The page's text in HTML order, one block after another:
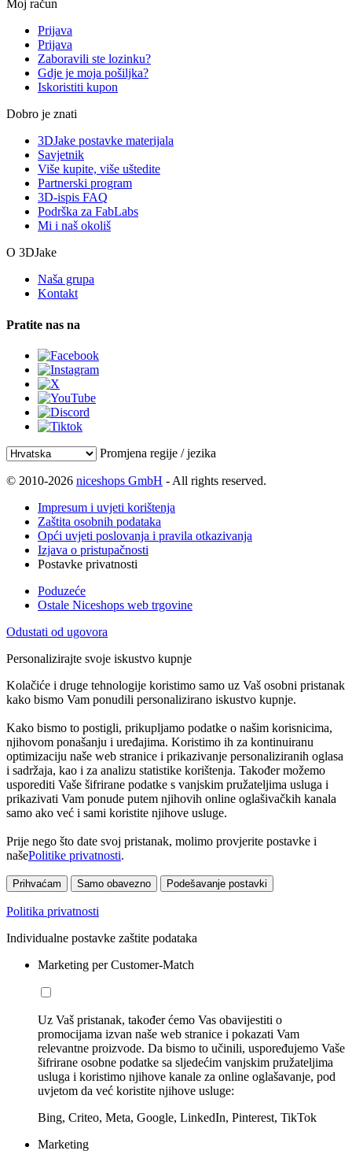
Moj račun
Prijava
Prijava
Zaboravili ste lozinku?
Gdje je moja pošiljka?
Iskoristiti kupon
Dobro je znati
3DJake postavke materijala
Savjetnik
Više kupite, više uštedite
Partnerski program
3D-ispis FAQ
Podrška za FabLabs
Mi i naš okoliš
O 3DJake
Naša grupa
Kontakt
Pratite nas na
Promjena regije / jezika
© 2010-2026 niceshops GmbH - All rights reserved.
Impresum i uvjeti korištenja
Zaštita osobnih podataka
Opći uvjeti poslovanja i pravila otkazivanja
Izjava o pristupačnosti
Postavke privatnosti
Poduzeće
Ostale Niceshops web trgovine
Odustati od ugovora
Personalizirajte svoje iskustvo kupnje
Kolačiće i druge tehnologije koristimo samo uz Vaš osobni pristanak
kako bismo Vam ponudili personalizirano iskustvo kupnje.
Kako bismo to postigli, prikupljamo podatke o našim korisnicima,
njihovom ponašanju i uređajima. Koristimo ih za kontinuiranu
optimizaciju naše web stranice i prikazivanje personaliziranih oglasa
i sadržaja, kao i za analizu statistike korištenja. Također možemo
usporediti Vaše šifrirane podatke s vanjskim pružateljima usluga i
prikazivati Vam ponude putem njihovih online oglašivačkih kanala
samo ako već i sami koristite njihove usluge.
Prije nego što date svoj pristanak, molimo provjerite postavke i
našePolitike privatnosti.
Prihvaćam Samo obavezno Podešavanje postavki
Politika privatnosti
Individualne postavke zaštite podataka
Marketing per Customer-Match
Uz Vaš pristanak, također ćemo Vas obavijestiti o
promocijama izvan naše web stranice i pokazati Vam
relevantne proizvode. Da bismo to učinili, uspoređujemo Vaše
šifrirane osobne podatke sa sljedećim vanjskim pružateljima
usluga i koristimo njihove kanale za online oglašavanje, pod
uvjetom da već koristite njihove usluge:
Bing, Criteo, Meta, Google, LinkedIn, Pinterest, TikTok
Marketing